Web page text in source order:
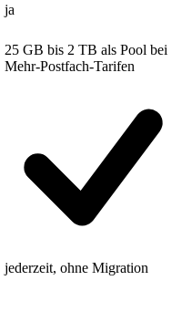
ja
25 GB bis 2 TB als Pool bei
Mehr-Postfach-Tarifen
jederzeit, ohne Migration